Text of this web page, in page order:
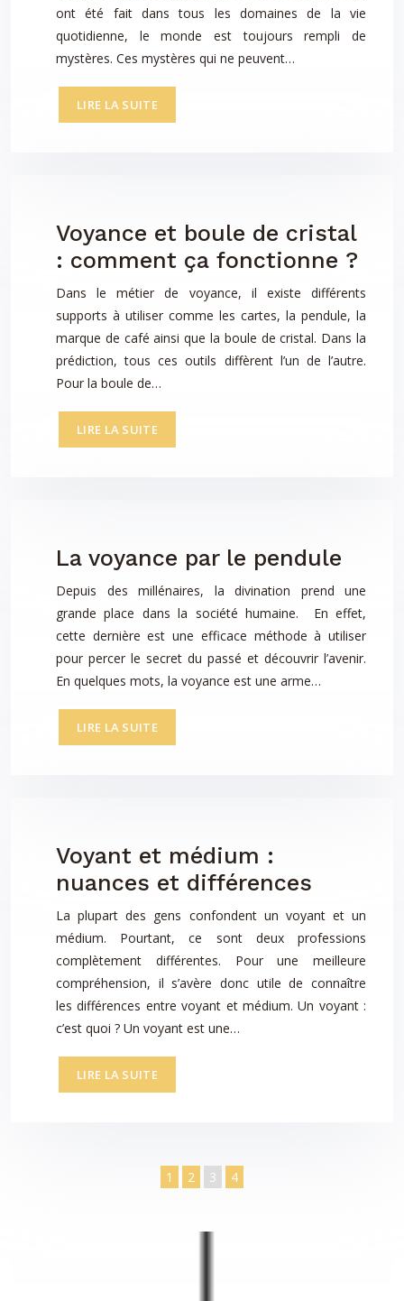
ont été fait dans tous les domaines de la vie
quotidienne, le monde est toujours rempli de
mystères. Ces mystères qui ne peuvent…
LIRE LA SUITE
Voyance et boule de cristal
: comment ça fonctionne ?
Dans le métier de voyance, il existe différents
supports à utiliser comme les cartes, la pendule, la
marque de café ainsi que la boule de cristal. Dans la
prédiction, tous ces outils diffèrent l’un de l’autre.
Pour la boule de…
LIRE LA SUITE
La voyance par le pendule
Depuis des millénaires, la divination prend une
grande place dans la société humaine. En effet,
cette dernière est une efficace méthode à utiliser
pour percer le secret du passé et découvrir l’avenir.
En quelques mots, la voyance est une arme…
LIRE LA SUITE
Voyant et médium :
nuances et différences
La plupart des gens confondent un voyant et un
médium. Pourtant, ce sont deux professions
complètement différentes. Pour une meilleure
compréhension, il s’avère donc utile de connaître
les différences entre voyant et médium. Un voyant :
c’est quoi ? Un voyant est une…
LIRE LA SUITE
1 2 3 4